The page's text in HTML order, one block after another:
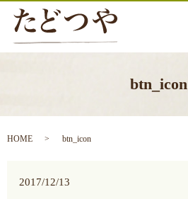
btn_icon
HOME btn_icon
2017/12/13